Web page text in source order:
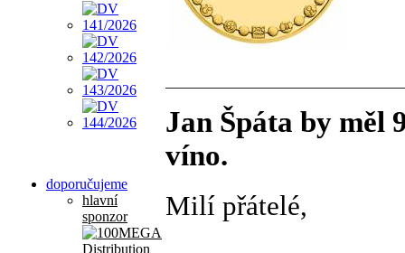
doporučujeme
hlavní
sponzor
Jan Špáta by měl
víno.
Milí přátelé,